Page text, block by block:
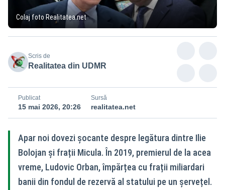
Colaj foto Realitatea.net
Scris de
Realitatea din UDMR
Publicat
15 mai 2026, 20:26
Sursă
realitatea.net
Apar noi dovezi șocante despre legătura dintre Ilie
Bolojan și frații Micula. În 2019, premierul de la acea
vreme, Ludovic Orban, împărțea cu frații miliardari
banii din fondul de rezervă al statului pe un șervețel.